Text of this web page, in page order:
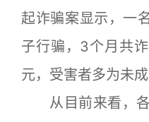
起诈骗案显示，一
子行骗，3个月共
元，受害者多为未成
从目前来看，各